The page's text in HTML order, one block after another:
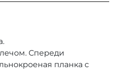
Спереди
планка с